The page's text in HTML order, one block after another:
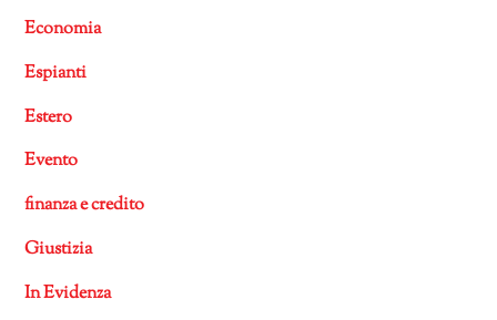
Economia
Espianti
Estero
Evento
finanza e credito
Giustizia
In Evidenza